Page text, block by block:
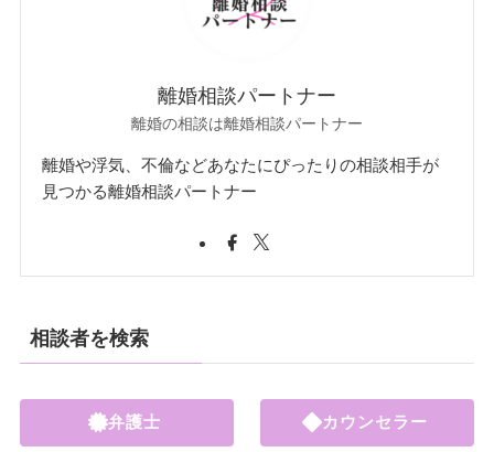
離婚相談パートナー
離婚の相談は離婚相談パートナー
離婚や浮気、不倫などあなたにぴったりの相談相手が
見つかる離婚相談パートナー
相談者を検索
弁護士 カウンセラー